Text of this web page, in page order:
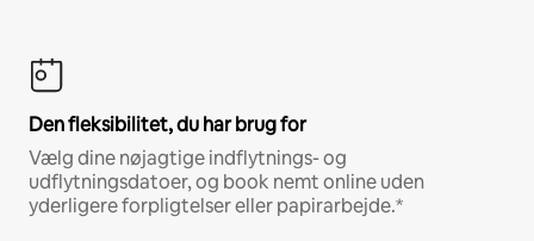
Den fleksibilitet, du har brug for
Vælg dine nøjagtige indflytnings- og
udflytningsdatoer, og book nemt online uden
yderligere forpligtelser eller papirarbejde.*